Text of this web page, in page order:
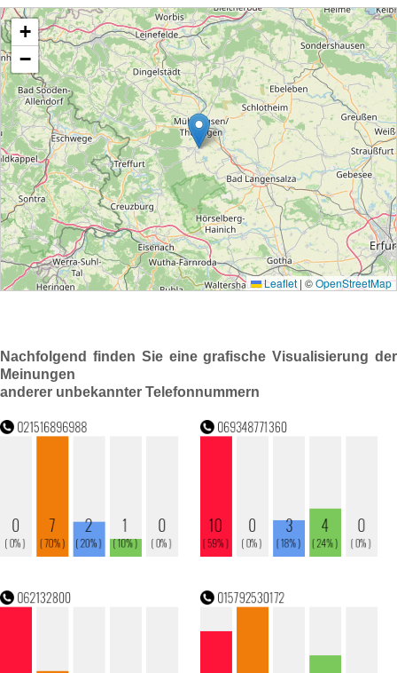
Nachfolgend finden Sie eine grafische Visualisierung der
Meinungen
anderer unbekannter Telefonnummern